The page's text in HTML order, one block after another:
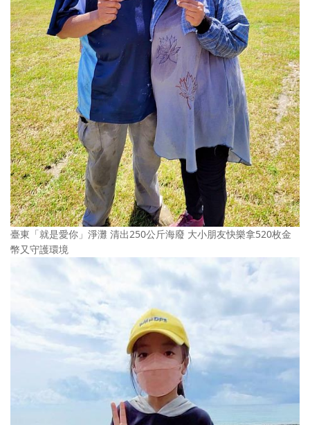
臺東「就是愛你」淨灘 清出250公斤海廢 大小朋友快樂拿520枚金
幣又守護環境